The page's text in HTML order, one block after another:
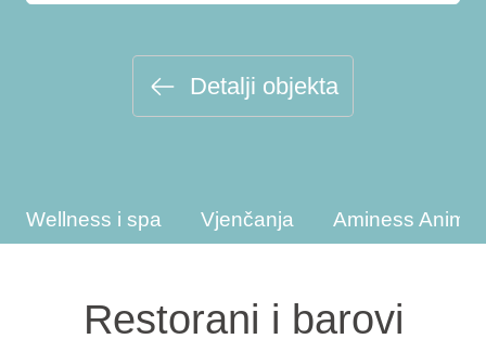
Destinacije
Interesi
Brandovi
Blogovi
Detalji objekta
Wellness i spa Vjenčanja Aminess
Restorani i barovi